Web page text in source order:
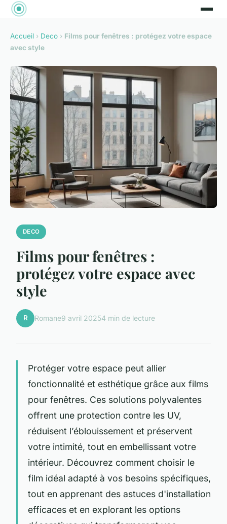
Accueil › Deco › Films pour fenêtres : protégez votre espace
avec style
DECO
Films pour fenêtres :
protégez votre espace avec
style
R Romane9 avril 20254 min de lecture
Protéger votre espace peut allier
fonctionnalité et esthétique grâce aux films
pour fenêtres. Ces solutions polyvalentes
offrent une protection contre les UV,
réduisent l’éblouissement et préservent
votre intimité, tout en embellissant votre
intérieur. Découvrez comment choisir le
film idéal adapté à vos besoins spécifiques,
tout en apprenant des astuces d'installation
efficaces et en explorant les options